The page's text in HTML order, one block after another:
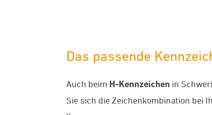
Das passende
Auch beim H-Kennzeichen in
Sie sich die Zeichenkombination bei